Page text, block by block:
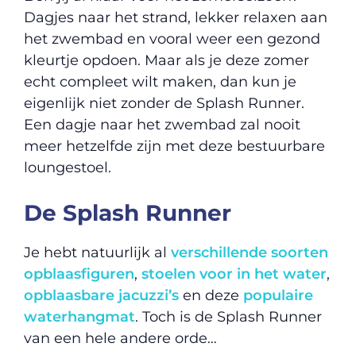
Dagjes naar het strand, lekker relaxen aan
het zwembad en vooral weer een gezond
kleurtje opdoen. Maar als je deze zomer
echt compleet wilt maken, dan kun je
eigenlijk niet zonder de Splash Runner.
Een dagje naar het zwembad zal nooit
meer hetzelfde zijn met deze bestuurbare
loungestoel.
De Splash Runner
Je hebt natuurlijk al verschillende soorten
opblaasfiguren, stoelen voor in het water,
opblaasbare jacuzzi’s en deze populaire
waterhangmat. Toch is de Splash Runner
van een hele andere orde…